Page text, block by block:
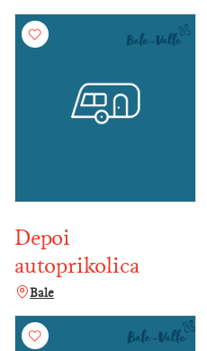
Depoi
autoprikolica
Bale